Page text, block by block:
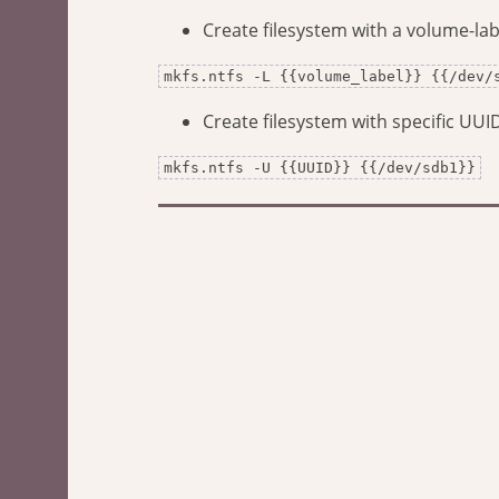
Create filesystem with a volume-
mkfs.ntfs -L {{volume_label}} {{/dev/
Create filesystem with specific
mkfs.ntfs -U {{UUID}} {{/dev/sdb1}}